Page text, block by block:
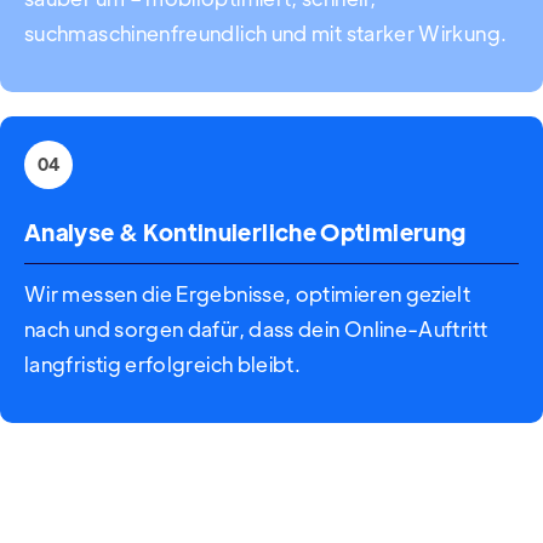
suchmaschinenfreundlich und mit starker Wirkung.
04
Analyse & Kontinuierliche Optimierung
Wir messen die Ergebnisse, optimieren gezielt
nach und sorgen dafür, dass dein Online-Auftritt
langfristig erfolgreich bleibt.